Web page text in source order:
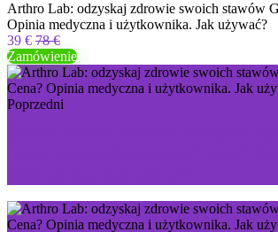
Arthro Lab: odzyskaj zdrowie swoich stawów
Opinia medyczna i użytkownika. Jak używać?
39 € 78 €
Zamówienie
Poprzedni